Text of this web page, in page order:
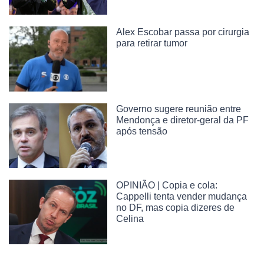
Alex Escobar passa por cirurgia
para retirar tumor
Governo sugere reunião entre
Mendonça e diretor-geral da PF
após tensão
OPINIÃO | Copia e cola:
Cappelli tenta vender mudança
no DF, mas copia dizeres de
Celina